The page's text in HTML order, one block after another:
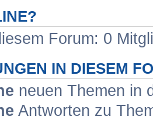
Forum: 0
IN DIESEM
neuen Themen in
Antworten zu